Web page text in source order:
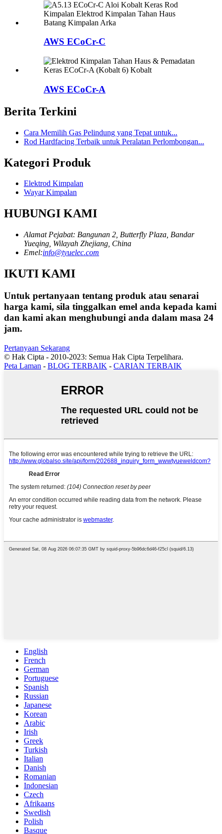
AWS ECoCr-C
AWS ECoCr-A
Berita Terkini
Cara Memilih Gas Pelindung yang Tepat untuk...
Rod Hardfacing Terbaik untuk Peralatan Perlombongan...
Kategori Produk
Elektrod Kimpalan
Wayar Kimpalan
HUBUNGI KAMI
Alamat Pejabat: Bangunan 2, Butterfly Plaza, Bandar
Yueqing, Wilayah Zhejiang, China
Emel:info@tyuelec.com
IKUTI KAMI
Untuk pertanyaan tentang produk atau senarai
harga kami, sila tinggalkan emel anda kepada kami
dan kami akan menghubungi anda dalam masa 24
jam.
Pertanyaan Sekarang
© Hak Cipta - 2010-2023: Semua Hak Cipta Terpelihara.
Peta Laman - BLOG TERBAIK - CARIAN TERBAIK
English
French
German
Portuguese
Spanish
Russian
Japanese
Korean
Arabic
Irish
Greek
Turkish
Italian
Danish
Romanian
Indonesian
Czech
Afrikaans
Swedish
Polish
Basque